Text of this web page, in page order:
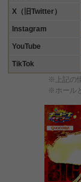
X（旧Twitter）
Instagram
YouTube
TikTok
※上記の
※ホール